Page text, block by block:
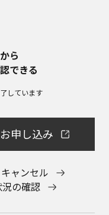
ら​
できる
しています​
申し込み
ャンセル
の確認